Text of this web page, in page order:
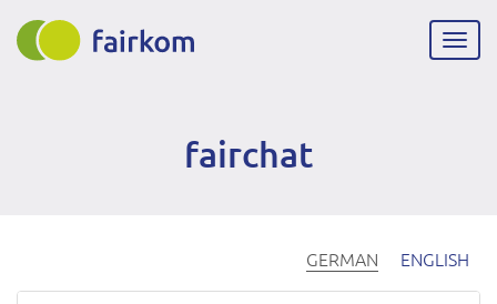
Direkt
zum
fairchat
GERMAN ENGLISH